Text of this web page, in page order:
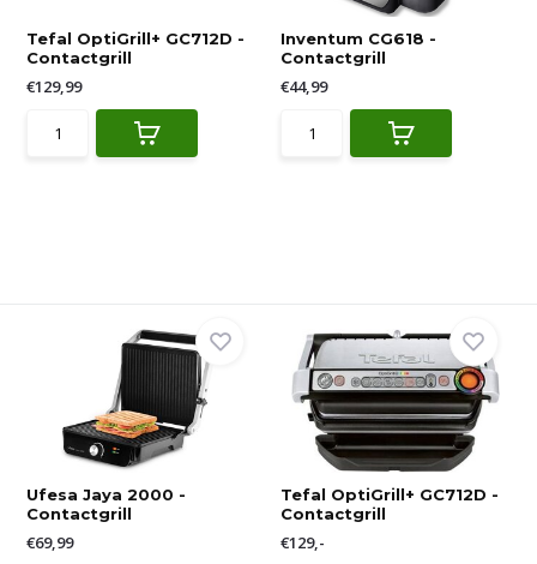
Tefal OptiGrill+ GC712D -
Contactgrill
€129,99
Inventum CG618 -
Contactgrill
€44,99
Ufesa Jaya 2000 -
Contactgrill
€69,99
Tefal OptiGrill+ GC712D -
Contactgrill
€129,-